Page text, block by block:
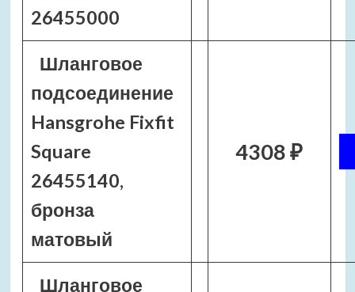
26455000
Шланговое
подсоединение
Hansgrohe Fixfit
Square
26455140,
бронза
матовый
4308 ₽
Шланговое